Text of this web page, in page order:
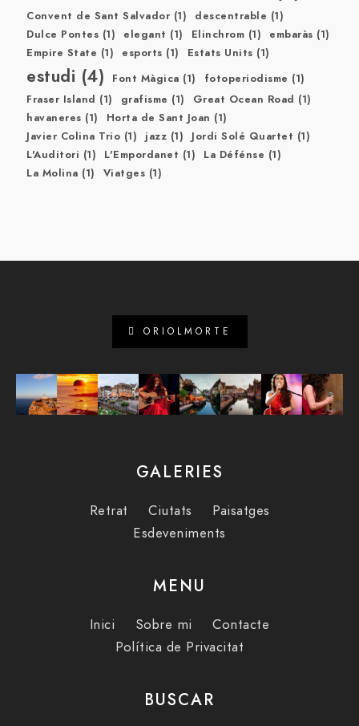
Convent de Sant Salvador (1) descentrable (1)
Dulce Pontes (1) elegant (1) Elinchrom (1) embaràs (1)
Empire State (1) esports (1) Estats Units (1)
estudi (4) Font Màgica (1) fotoperiodisme (1)
Fraser Island (1) grafisme (1) Great Ocean Road (1)
havaneres (1) Horta de Sant Joan (1)
Javier Colina Trio (1) jazz (1) Jordi Solé Quartet (1)
L'Auditori (1) L'Empordanet (1) La Défénse (1)
La Molina (1) Viatges (1)
ORIOLMORTE
GALERIES
Retrat Ciutats
Paisatges
Esdeveniments
MENU
Inici Sobre mi
Contacte
Política de Privacitat
BUSCAR